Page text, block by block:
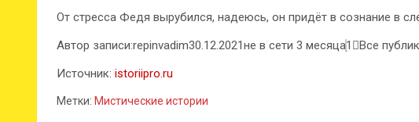
От стресса Федя вырубился, надеюсь, он придёт в сознание в
Автор записи:repinvadim30.12.2021не в сети 3 месяца1 Все
Источник: istoriipro.ru
Метки: Мистические истории